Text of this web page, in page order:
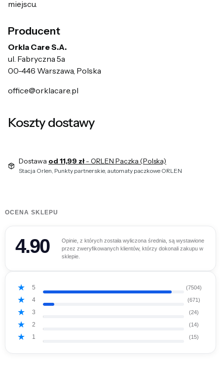
miejscu.
Producent
Orkla Care S.A.
ul. Fabryczna 5a
00-446 Warszawa, Polska
office@orklacare.pl
Koszty dostawy
Dostawa od 11,99 zł- ORLEN Paczka (Polska)
Stacja Orlen, Punkty partnerskie, automaty paczkowe ORLEN
OCENA SKLEPU
4.90
Opinie, z których została wyliczona średnia, są wystawione
przez zweryfikowanych klientów, którzy dokonali zakupu w
sklepie.
5 (7504)
4 (671)
3 (24)
2 (14)
1 (15)